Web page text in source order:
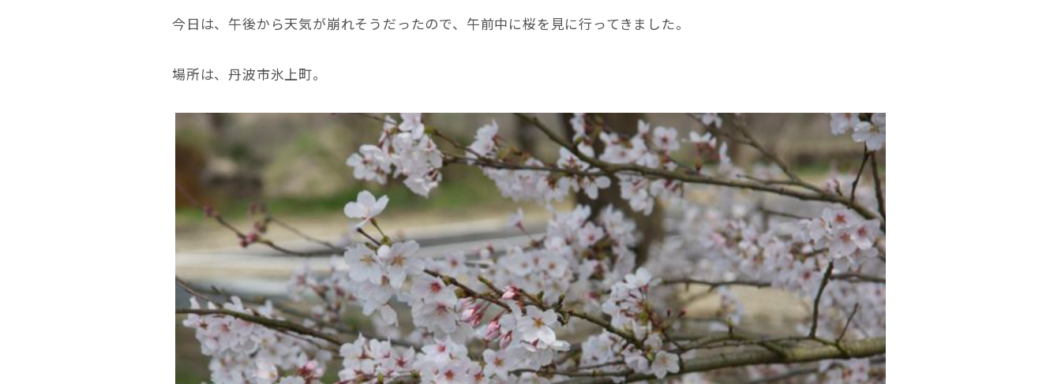
今日は、午後から天気が崩れそうだったので、午前中に桜を見に行ってきました。
場所は、丹波市氷上町。